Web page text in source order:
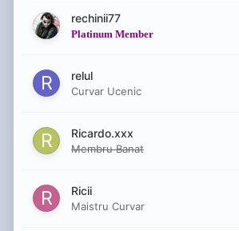
rechinii77
Platinum Member
relul
Curvar Ucenic
Ricardo.xxx
Membru Banat
Ricii
Maistru Curvar